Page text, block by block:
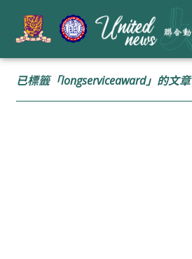
已標籤「longserviceaward」的文章